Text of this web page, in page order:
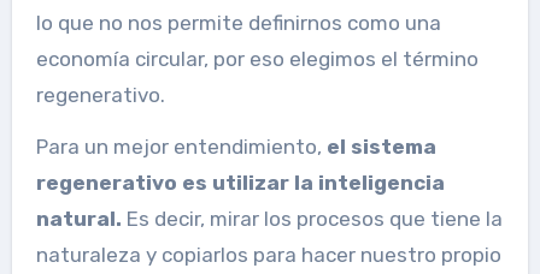
lo que no nos permite definirnos como una
economía circular, por eso elegimos el término
regenerativo.
Para un mejor entendimiento, el sistema
regenerativo es utilizar la inteligencia
natural. Es decir, mirar los procesos que tiene la
naturaleza y copiarlos para hacer nuestro propio